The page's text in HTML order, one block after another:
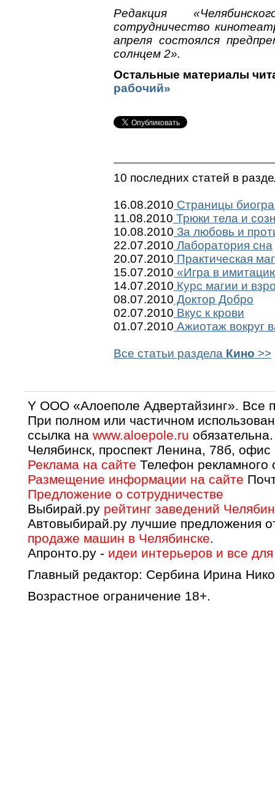
Редакция
сотрудничество
апреля состоялся
солнцем 2».
Остальные материалы
рабочий»
10 последних статей в
16.08.2010 Страницы
11.08.2010 Трюки тела и
10.08.2010 За любовь и
22.07.2010 Лаборатория сна
20.07.2010 Практическая
15.07.2010 «Игра в
14.07.2010 Курс магии и
08.07.2010 Доктор Добро
02.07.2010 Вкус к крови
01.07.2010 Ажиотаж вокруг
Все статьи раздела Кино >>
Y OOO «Алоеполе Адвертайзинг».
При полном или частичном
ссылка на www.aloepole.ru обязательна.
Челябинск, проспект Ленина, 78б, офис
Реклама на сайте Телефон рекламного
Размещение информации на сайте
Предложение о сотрудничестве
Выбирай.ру рейтинг заведений
Автовыбирай.ру лучшие предложения
продаже машин в Челябинске.
Апронто.ру - идеи интерьеров и все
Главный редактор: Сербина Ирина
Возрастное ограничение 18+.